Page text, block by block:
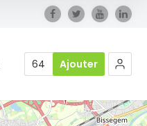
64 Ajouter